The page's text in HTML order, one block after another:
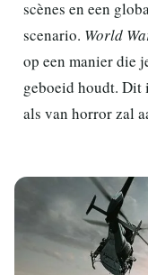
scènes en een
scenario. World
op een manier die
geboeid houdt. Dit
als van horror zal